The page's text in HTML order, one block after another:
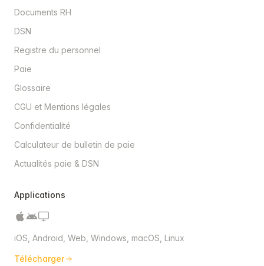
Documents RH
DSN
Registre du personnel
Paie
Glossaire
CGU et Mentions légales
Confidentialité
Calculateur de bulletin de paie
Actualités paie & DSN
Applications
iOS, Android, Web, Windows, macOS, Linux
Télécharger